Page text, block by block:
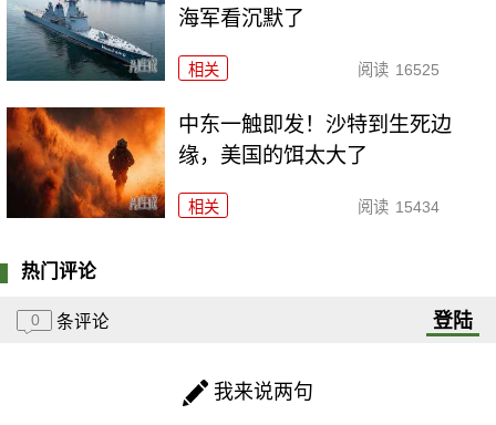
海军看沉默了
相关 阅读 16525
中东一触即发！沙特到生死边
缘，美国的饵太大了
相关 阅读 15434
热门评论
0 条评论 登陆
我来说两句